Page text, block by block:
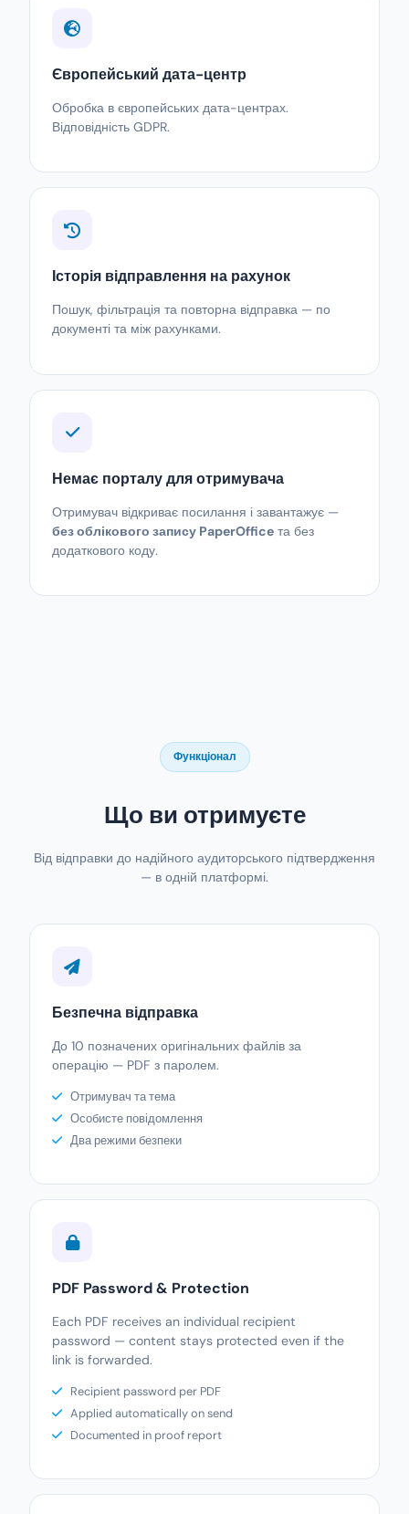
Європейський дата-центр
Обробка в європейських дата-центрах.
Відповідність GDPR.
Історія відправлення на рахунок
Пошук, фільтрація та повторна відправка — по
документі та між рахунками.
Немає порталу для отримувача
Отримувач відкриває посилання і завантажує —
без облікового запису PaperOffice та без
додаткового коду.
Функціонал
Що ви отримуєте
Від відправки до надійного аудиторського підтвердження
— в одній платформі.
Безпечна відправка
До 10 позначених оригінальних файлів за
операцію — PDF з паролем.
Отримувач та тема
Особисте повідомлення
Два режими безпеки
PDF Password & Protection
Each PDF receives an individual recipient
password — content stays protected even if the
link is forwarded.
Recipient password per PDF
Applied automatically on send
Documented in proof report